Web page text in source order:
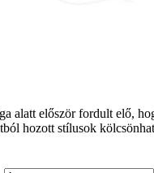
alatt először fordult elő,
hozott stílusok